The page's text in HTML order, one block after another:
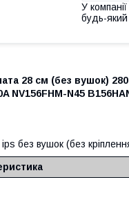
У
будь-
28 см (без вушок)
NV156FHM-N45
без вушок (без